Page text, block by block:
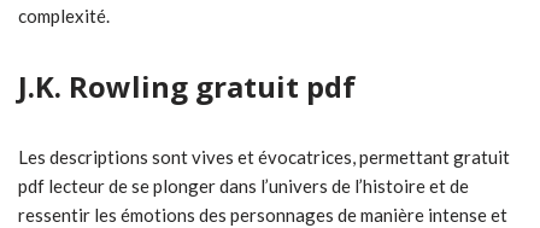
complexité.
J.K. Rowling gratuit pdf
Les descriptions sont vives et évocatrices, permettant gratuit
pdf lecteur de se plonger dans l’univers de l’histoire et de
ressentir les émotions des personnages de manière intense et